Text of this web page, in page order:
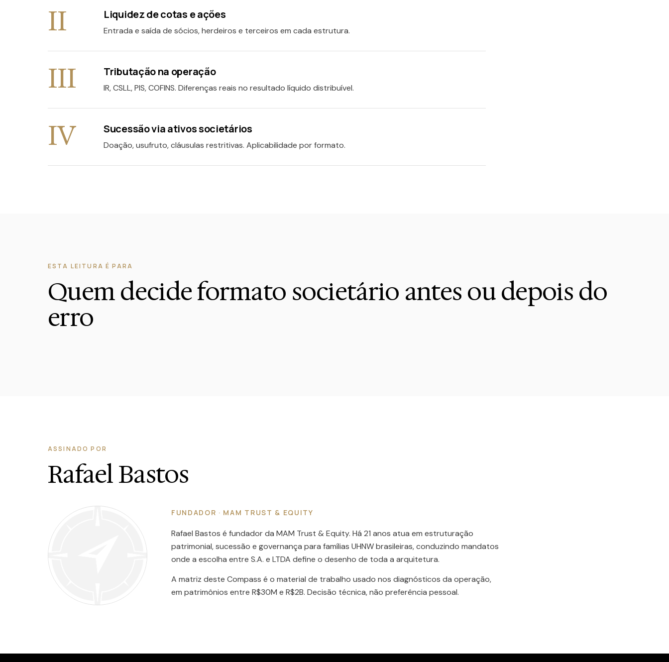
II Liquidez de cotas e ações
Entrada e saída de sócios, herdeiros e terceiros em cada estrutura.
III Tributação na operação
IR, CSLL, PIS, COFINS. Diferenças reais no resultado líquido distribuível.
IV Sucessão via ativos societários
Doação, usufruto, cláusulas restritivas. Aplicabilidade por formato.
ESTA LEITURA É PARA
Quem decide formato societário antes ou depois do
erro
ASSINADO POR
Rafael Bastos
FUNDADOR · MAM TRUST & EQUITY
Rafael Bastos é fundador da MAM Trust & Equity. Há 21 anos atua em estruturação
patrimonial, sucessão e governança para famílias UHNW brasileiras, conduzindo mandatos
onde a escolha entre S.A. e LTDA define o desenho de toda a arquitetura.
A matriz deste Compass é o material de trabalho usado nos diagnósticos da operação,
em patrimônios entre R$30M e R$2B. Decisão técnica, não preferência pessoal.